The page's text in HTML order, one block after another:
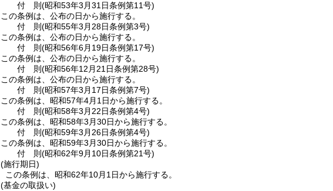
付 則(昭和53年3月31日条例第11号)
この条例は、公布の日から施行する。
付 則(昭和55年3月28日条例第3号)
この条例は、公布の日から施行する。
付 則(昭和56年6月19日条例第17号)
この条例は、公布の日から施行する。
付 則(昭和56年12月21日条例第28号)
この条例は、公布の日から施行する。
付 則(昭和57年3月17日条例第7号)
この条例は、昭和57年4月1日から施行する。
付 則(昭和58年3月22日条例第4号)
この条例は、昭和58年3月30日から施行する。
付 則(昭和59年3月26日条例第4号)
この条例は、昭和59年3月30日から施行する。
付 則(昭和62年9月10日条例第21号)
(施行期日)
この条例は、昭和62年10月1日から施行する。
(基金の取扱い)